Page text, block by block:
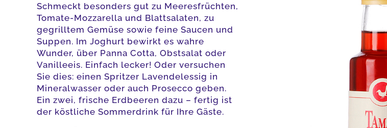
Schmeckt besonders gut zu Meeresfrüchten,
Tomate-Mozzarella und Blattsalaten, zu
gegrilltem Gemüse sowie feine Saucen und
Suppen. Im Joghurt bewirkt es wahre
Wunder, über Panna Cotta, Obstsalat oder
Vanilleeis. Einfach lecker! Oder versuchen
Sie dies: einen Spritzer Lavendelessig in
Mineralwasser oder auch Prosecco geben.
Ein zwei, frische Erdbeeren dazu – fertig ist
der köstliche Sommerdrink für Ihre Gäste.